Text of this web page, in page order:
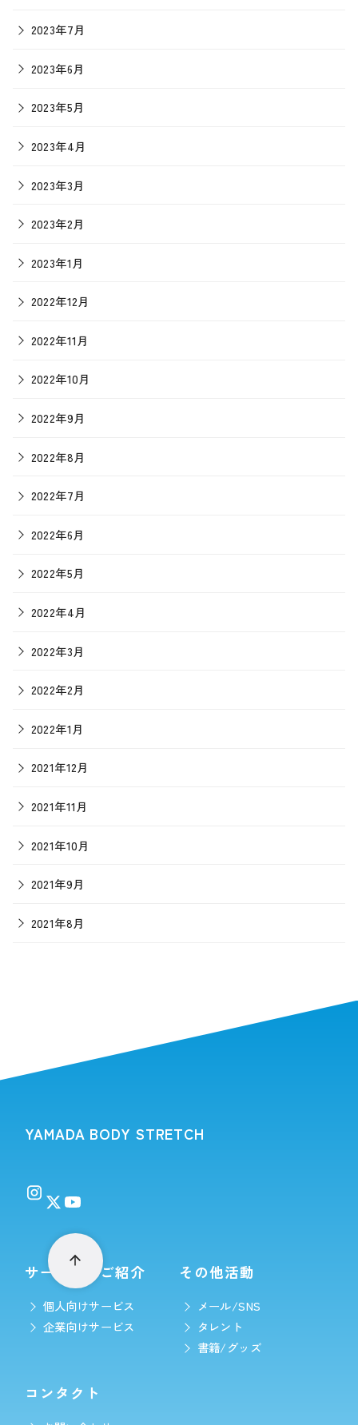
2023年7月
2023年6月
2023年5月
2023年4月
2023年3月
2023年2月
2023年1月
2022年12月
2022年11月
2022年10月
2022年9月
2022年8月
2022年7月
2022年6月
2022年5月
2022年4月
2022年3月
2022年2月
2022年1月
2021年12月
2021年11月
2021年10月
2021年9月
2021年8月
YAMADA BODY STRETCH
サービスのご紹介
個人向けサービス
企業向けサービス
その他活動
メール/SNS
タレント
書籍/グッズ
コンタクト